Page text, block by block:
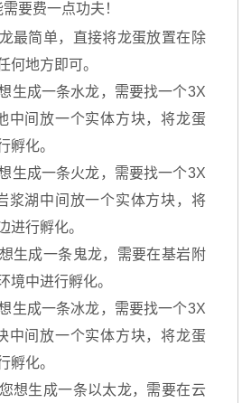
要费一点功夫！
最简单，直接将龙蛋放置在除
何地方即可。
生成一条水龙，需要找一个3X
中间放一个实体方块，将龙蛋
孵化。
生成一条火龙，需要找一个3X
浆湖中间放一个实体方块，将
进行孵化。
生成一条鬼龙，需要在基岩附
境中进行孵化。
生成一条冰龙，需要找一个3X
中间放一个实体方块，将龙蛋
孵化。
想生成一条以太龙，需要在云